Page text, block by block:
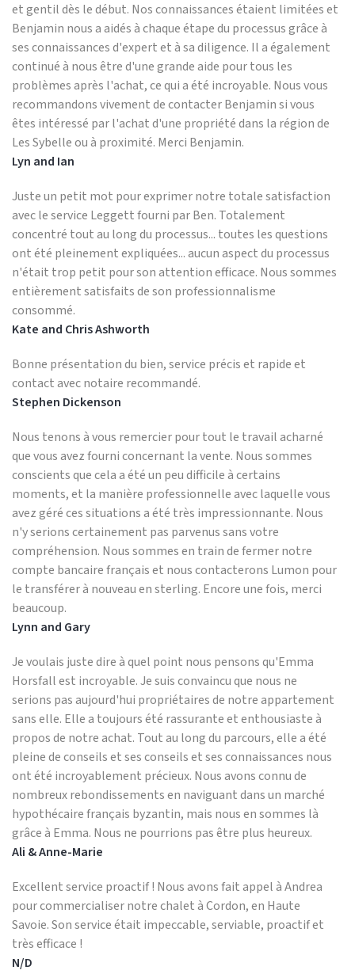
et gentil dès le début. Nos connaissances étaient limitées et
Benjamin nous a aidés à chaque étape du processus grâce à
ses connaissances d'expert et à sa diligence. Il a également
continué à nous être d'une grande aide pour tous les
problèmes après l'achat, ce qui a été incroyable. Nous vous
recommandons vivement de contacter Benjamin si vous
êtes intéressé par l'achat d'une propriété dans la région de
Les Sybelle ou à proximité. Merci Benjamin.
Lyn and Ian
Juste un petit mot pour exprimer notre totale satisfaction
avec le service Leggett fourni par Ben. Totalement
concentré tout au long du processus... toutes les questions
ont été pleinement expliquées... aucun aspect du processus
n'était trop petit pour son attention efficace. Nous sommes
entièrement satisfaits de son professionnalisme
consommé.
Kate and Chris Ashworth
Bonne présentation du bien, service précis et rapide et
contact avec notaire recommandé.
Stephen Dickenson
Nous tenons à vous remercier pour tout le travail acharné
que vous avez fourni concernant la vente. Nous sommes
conscients que cela a été un peu difficile à certains
moments, et la manière professionnelle avec laquelle vous
avez géré ces situations a été très impressionnante. Nous
n'y serions certainement pas parvenus sans votre
compréhension. Nous sommes en train de fermer notre
compte bancaire français et nous contacterons Lumon pour
le transférer à nouveau en sterling. Encore une fois, merci
beaucoup.
Lynn and Gary
Je voulais juste dire à quel point nous pensons qu'Emma
Horsfall est incroyable. Je suis convaincu que nous ne
serions pas aujourd'hui propriétaires de notre appartement
sans elle. Elle a toujours été rassurante et enthousiaste à
propos de notre achat. Tout au long du parcours, elle a été
pleine de conseils et ses conseils et ses connaissances nous
ont été incroyablement précieux. Nous avons connu de
nombreux rebondissements en naviguant dans un marché
hypothécaire français byzantin, mais nous en sommes là
grâce à Emma. Nous ne pourrions pas être plus heureux.
Ali & Anne-Marie
Excellent service proactif ! Nous avons fait appel à Andrea
pour commercialiser notre chalet à Cordon, en Haute
Savoie. Son service était impeccable, serviable, proactif et
très efficace !
N/D